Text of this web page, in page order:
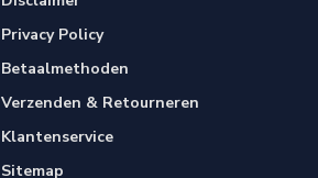
Privacy Policy
Betaalmethoden
Verzenden & Retourneren
Klantenservice
Sitemap